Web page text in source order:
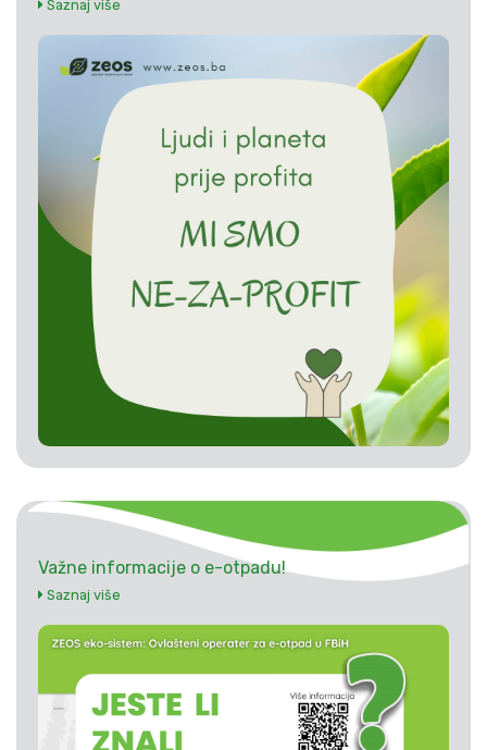
Saznaj više
Važne informacije o e-otpadu!
Saznaj više